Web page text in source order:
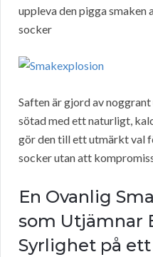
uppleva den pigga
socker
Saften är gjord av
sötad med ett naturligt,
gör den till ett utmärkt val
socker utan att
En Ovanlig
som Utjämnar
Syrlighet på